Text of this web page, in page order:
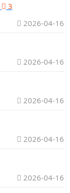
3
2026-04-16
2026-04-16
2026-04-16
2026-04-16
2026-04-16